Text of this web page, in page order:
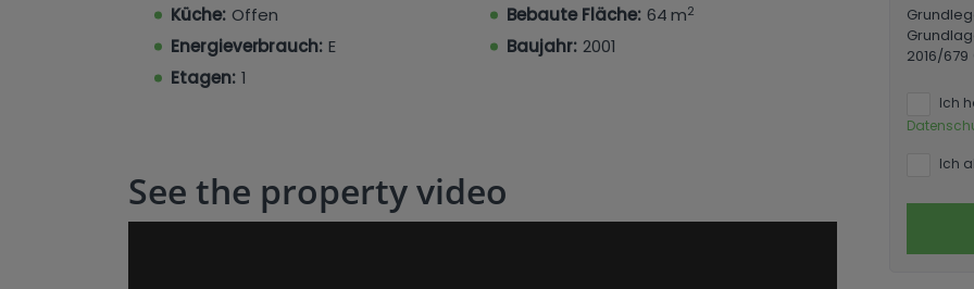
Küche: Offen Bebaute Fläche: 64 m2
Energieverbrauch: E Baujahr: 2001
Etagen: 1
See the property video
2016/679
Ich
Ich